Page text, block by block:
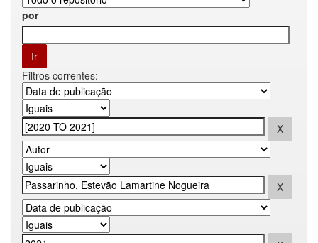
por
Filtros correntes: